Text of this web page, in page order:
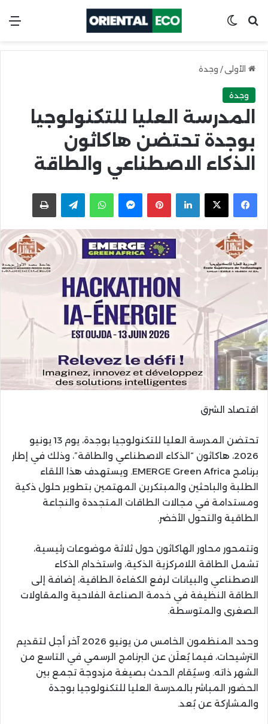
ابحث عنSwitch skin
الأولى / وجدة
وجدة
المدرسة العليا للتكنولوجيا
بوجدة تحتضن هاكاثون
الذكاء الاصطناعي والطاقة
Facebook
X
LinkedIn
Pinterest
Messenger
WhatsApp
Telegramاطبعها
اقتصاد الشرق
تحتضن المدرسة العليا للتكنولوجيا بوجدة، يوم 13 يونيو
2026، هاكاثون “الذكاء الاصطناعي والطاقة”، وذلك في إطار
برنامج EMERGE Green Africa. ويستهدف هذا اللقاء
الطلبة والباحثين والمبتكرين المهتمين بتطوير حلول ذكية
ومستدامة في مجالات الطاقات المتجددة والنجاعة
الطاقية والتحول الأخضر.
وتتمحور محاور الهاكاثون حول ثلاثة موضوعات رئيسية،
تشمل الطاقة اللامركزية الذكية، واستخدام الذكاء
الاصطناعي والبيانات لرفع الكفاءة الطاقية، إضافة إلى
الطاقة النظيفة في خدمة الصناعة الفلاحية والمقاولات
الصغرى والمتوسطة.
وحدد المنظمون الخامس من يونيو 2026 آخر أجل لتقديم
الترشيحات، فيما يُعلَن عن البرنامج الرسمي في التاسع من
الشهر ذاته. وسيُقام الحدث بصيغة مزدوجة تجمع بين
الحضور المباشر بالمدرسة العليا للتكنولوجيا بوجدة
والمشاركة عن بُعد.